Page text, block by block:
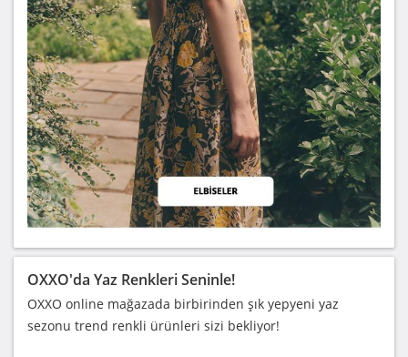
OXXO'da Yaz Renkleri Seninle!
OXXO online mağazada birbirinden şık yepyeni yaz
sezonu trend renkli ürünleri sizi bekliyor!